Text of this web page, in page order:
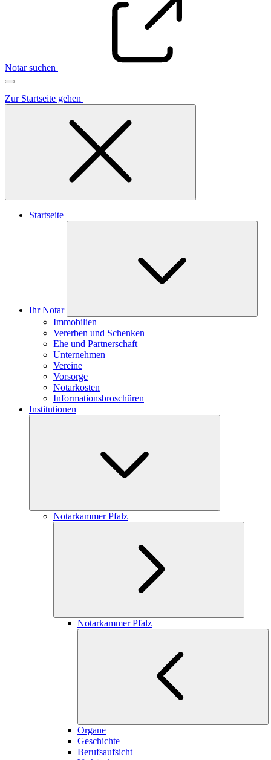
Notar suchen
Zur Startseite gehen
Startseite
Ihr Notar
Immobilien
Vererben und Schenken
Ehe und Partnerschaft
Unternehmen
Vereine
Vorsorge
Notarkosten
Informationsbroschüren
Institutionen
Notarkammer Pfalz
Notarkammer Pfalz
Organe
Geschichte
Berufsaufsicht